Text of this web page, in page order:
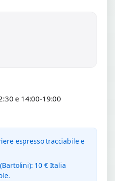
e 14:00-19:00
espresso tracciabile e
10 € Italia